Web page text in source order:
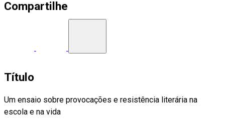
Compartilhe
Título
Um ensaio sobre provocações e resistência literária na
escola e na vida